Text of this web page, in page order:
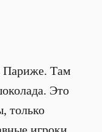
Париже. Там
Это
только